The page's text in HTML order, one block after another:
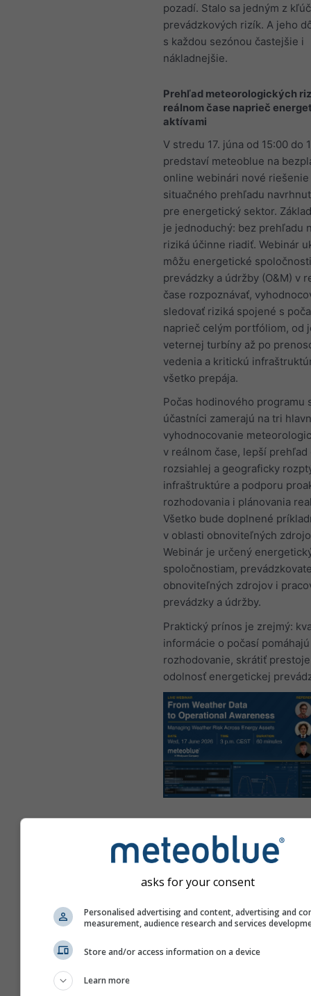
pozadí. Stalo sa jedným z
prevádzkových rizík. A jeho
s každou sezónou častejšie i
nákladnejšie.
Prehľad meteorologických
reálnom čase naprieč
aktívami
V stredu 17. júna od 15:00 do
predstaví meteoblue na
online webinári nové riešenie
situačného prehľadu
pre energetický sektor.
je jednoduchý: bez prehľadu
riziká účinne riadiť. Webinár
môžu energetické
prevádzky a údržby (O&M) v
čase rozpoznávať,
sledovať riziká spojené s
naprieč celým portfóliom, od
veternej turbíny až po
vedenia a kritickú
všetko prepája.
Počas hodinového programu
účastníci zamerajú na tri
vyhodnocovanie
v reálnom čase, lepší prehľad
rozsiahlej a geograficky
infraštruktúre a podporu
rozhodovania i plánovania
Všetko bude doplnené
v oblasti obnoviteľných
Webinár je určený
spoločnostiam,
obnoviteľných zdrojov i
prevádzky a údržby.
Praktický prínos je zrejmý:
informácie o počasí
rozhodovanie, skrátiť
odolnosť energetickej
Webinárom prevedie Michael
meteoblue. Viac než pätnásť
obnoviteľné zdroje energie a
podieľa aj na rozvoji
asks for your consent
Personalised advertising and content, advertising and
measurement, audience research and services
Store and/or access information on a device
Learn more